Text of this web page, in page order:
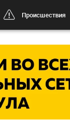
Происшествия